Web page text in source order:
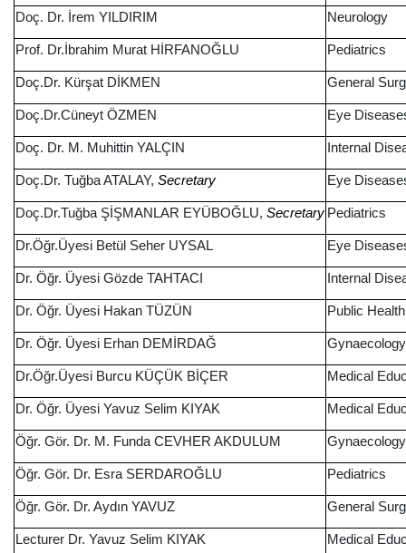
Doç. Dr. İrem YILDIRIM Neurology
Prof. Dr.İbrahim Murat HİRFANOĞLU Pediatrics
Doç.Dr. Kürşat DİKMEN General
Doç.Dr.Cüneyt ÖZMEN Eye
Doç. Dr. M. Muhittin YALÇIN Internal
Doç.Dr. Tuğba ATALAY, Secretary Eye
Doç.Dr.Tuğba ŞİŞMANLAR EYÜBOĞLU, Secretary Pediatrics
Dr.Öğr.Üyesi Betül Seher UYSAL Eye
Dr. Öğr. Üyesi Gözde TAHTACI Internal
Dr. Öğr. Üyesi Hakan TÜZÜN Public Health
Dr. Öğr. Üyesi Erhan DEMİRDAĞ
Dr.Öğr.Üyesi Burcu KÜÇÜK BİÇER Medical
Dr. Öğr. Üyesi Yavuz Selim KIYAK Medical
Öğr. Gör. Dr. M. Funda CEVHER AKDULUM
Öğr. Gör. Dr. Esra SERDAROĞLU Pediatrics
Öğr. Gör. Dr. Aydın YAVUZ General
Lecturer Dr. Yavuz Selim KIYAK Medical